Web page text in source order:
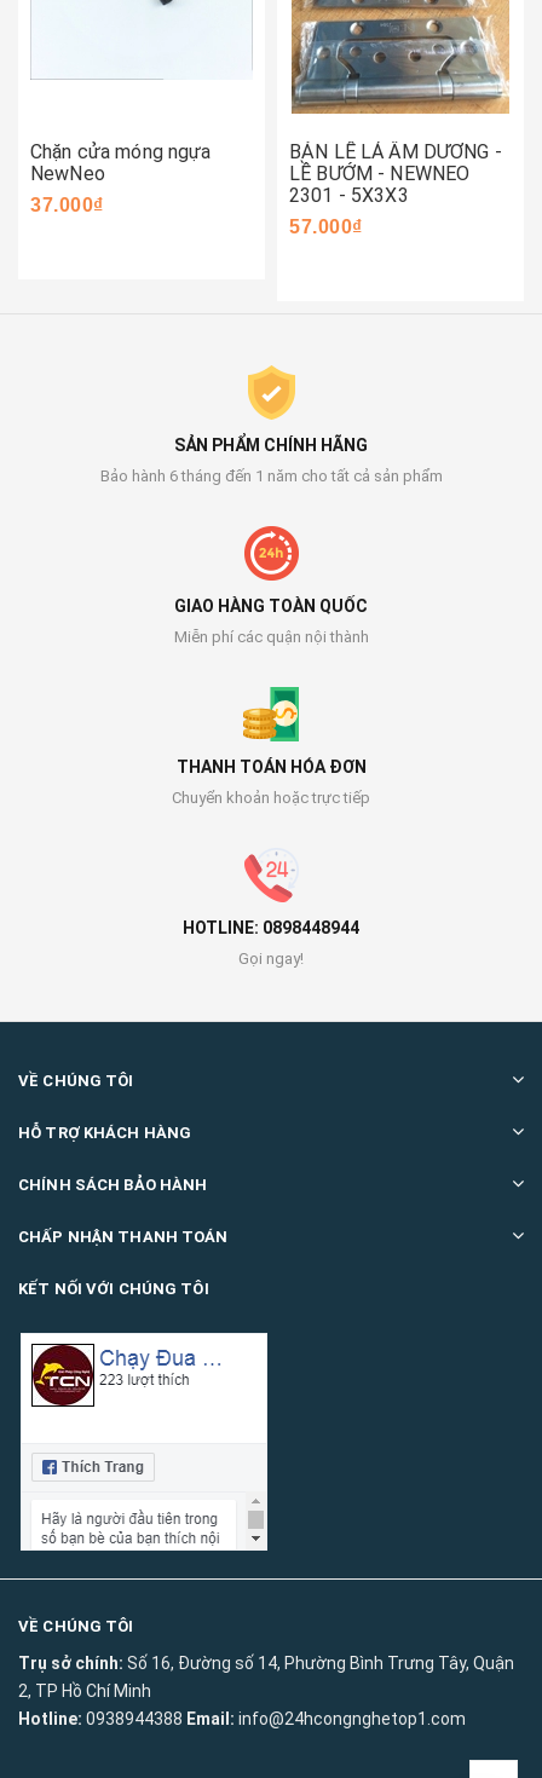
Chặn cửa móng ngựa
NewNeo
37.000₫
BẢN LỀ LÁ ÂM DƯƠNG -
LỀ BƯỚM - NEWNEO
2301 - 5X3X3
57.000₫
SẢN PHẨM CHÍNH HÃNG
Bảo hành 6 tháng đến 1 năm cho tất cả sản phẩm
GIAO HÀNG TOÀN QUỐC
Miễn phí các quận nội thành
THANH TOÁN HÓA ĐƠN
Chuyển khoản hoặc trực tiếp
HOTLINE: 0898448944
Gọi ngay!
VỀ CHÚNG TÔI
HỖ TRỢ KHÁCH HÀNG
CHÍNH SÁCH BẢO HÀNH
CHẤP NHẬN THANH TOÁN
KẾT NỐI VỚI CHÚNG TÔI
VỀ CHÚNG TÔI
Trụ sở chính: Số 16, Đường số 14, Phường Bình Trưng Tây, Quận
2, TP Hồ Chí Minh
Hotline: 0938944388 Email: info@24hcongnghetop1.com